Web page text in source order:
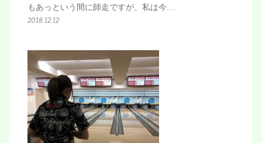
もあっという間に師走ですが、私は今…
2018.12.12